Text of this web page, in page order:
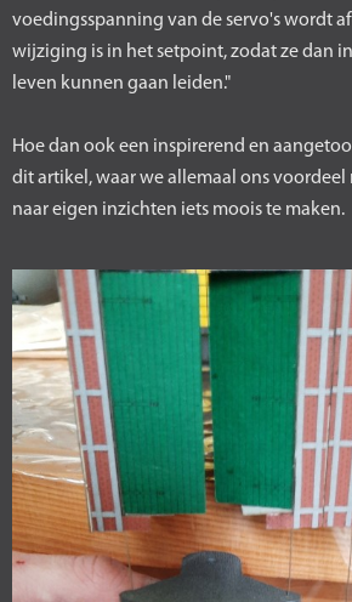
voedingsspanning van de servo's wordt
wijziging is in het setpoint, zodat ze dan
leven kunnen gaan leiden."
Hoe dan ook een inspirerend en
dit artikel, waar we allemaal ons
naar eigen inzichten iets moois te maken.